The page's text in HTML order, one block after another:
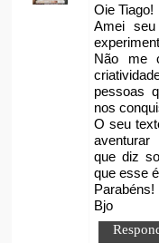
Oie Tiago!
Amei
Não me
pessoas
nos
O seu
que diz
que esse
Parabéns!
Bjo